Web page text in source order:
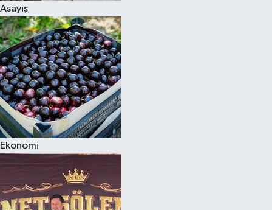
Asayiş
Ekonomi